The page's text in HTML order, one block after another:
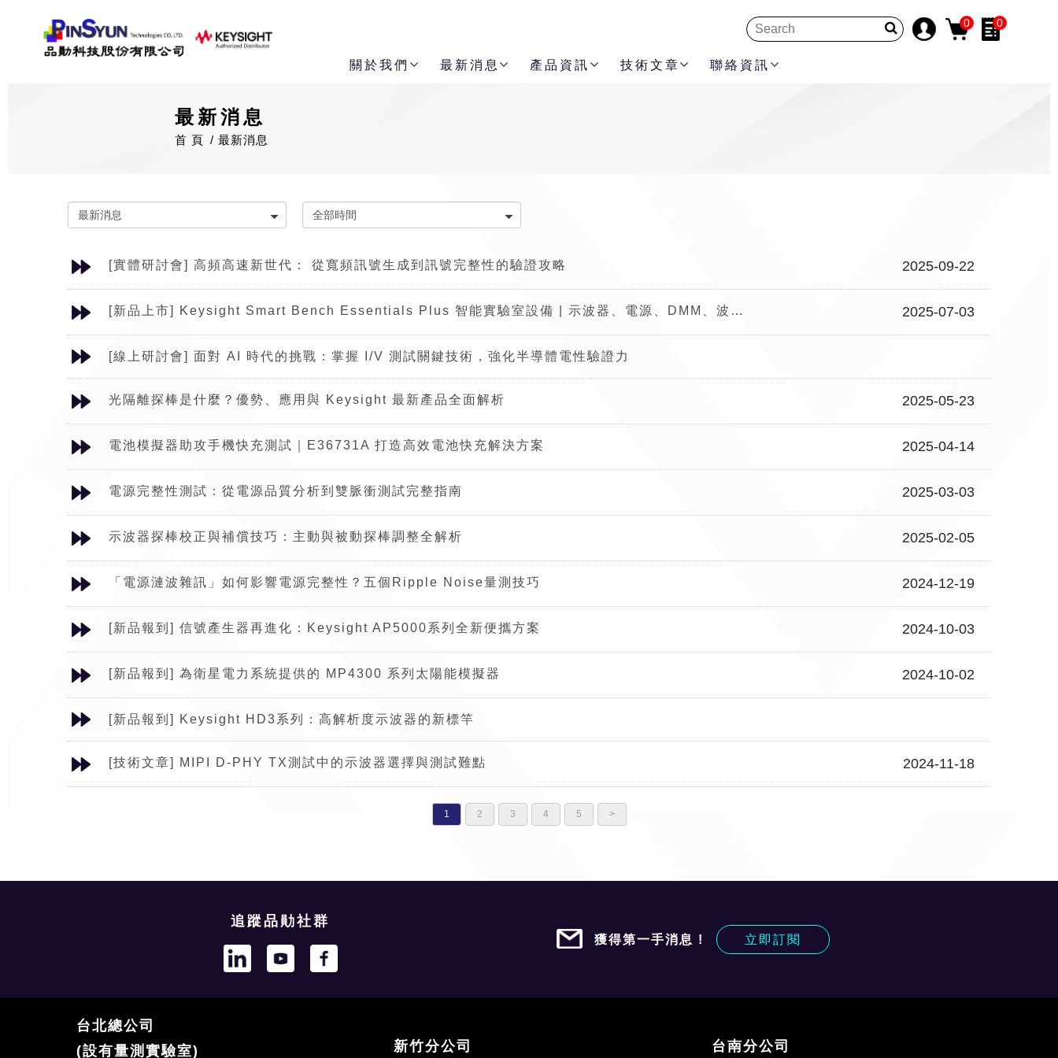
0 0
關於我們 最新消息 產品資訊 技術文章 聯絡資訊
最新消息
首 頁 最新消息
[實體研討會] 高頻高速新世代： 從寬頻訊號生成到訊號完整性的驗證攻略 2025-09-22
[新品上市] Keysight Smart Bench Essentials Plus 智能實驗室設備 | 示波器、電源、DMM、波型產生器 2025-07-03
[線上研討會] 面對 AI 時代的挑戰：掌握 I/V 測試關鍵技術，強化半導體電性驗證力
光隔離探棒是什麼？優勢、應用與 Keysight 最新產品全面解析 2025-05-23
電池模擬器助攻手機快充測試｜E36731A 打造高效電池快充解決方案 2025-04-14
電源完整性測試：從電源品質分析到雙脈衝測試完整指南 2025-03-03
示波器探棒校正與補償技巧：主動與被動探棒調整全解析 2025-02-05
「電源漣波雜訊」如何影響電源完整性？五個Ripple Noise量測技巧 2024-12-19
[新品報到] 信號產生器再進化：Keysight AP5000系列全新便攜方案 2024-10-03
[新品報到] 為衛星電力系統提供的 MP4300 系列太陽能模擬器 2024-10-02
[新品報到] Keysight HD3系列：高解析度示波器的新標竿
[技術文章] MIPI D-PHY TX測試中的示波器選擇與測試難點 2024-11-18
1 2 3 4 5 >
追蹤品勛社群
獲得第一手消息 ! 立即訂閱
台北總公司
(設有量測實驗室)
新竹分公司 台南分公司